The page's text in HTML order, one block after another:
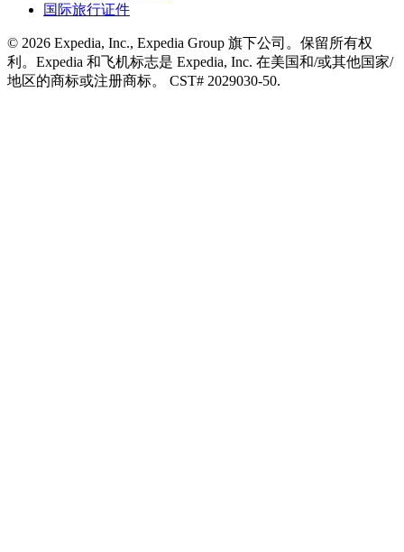
国际旅行证件
© 2026 Expedia, Inc., Expedia Group 旗下公司。保留所有权
利。Expedia 和飞机标志是 Expedia, Inc. 在美国和/或其他国家/
地区的商标或注册商标。 CST# 2029030-50.